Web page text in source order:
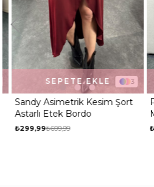
Sandy Asimetrik Kesim Şort
Astarlı Etek Bordo
₺299,99₺699,99
SEPETE EKLE